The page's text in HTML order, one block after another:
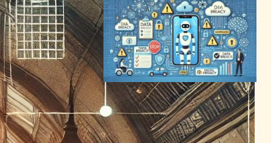
AIコンパニオンアプリ、プラ
イバシー保護に失敗 –
Mozilla調査が警鐘
チャットボットニュース